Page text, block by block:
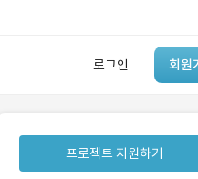
로그인 회원
유사사례 검색 AI
‘이런 거’ 만들어본
프로젝트 지원하기